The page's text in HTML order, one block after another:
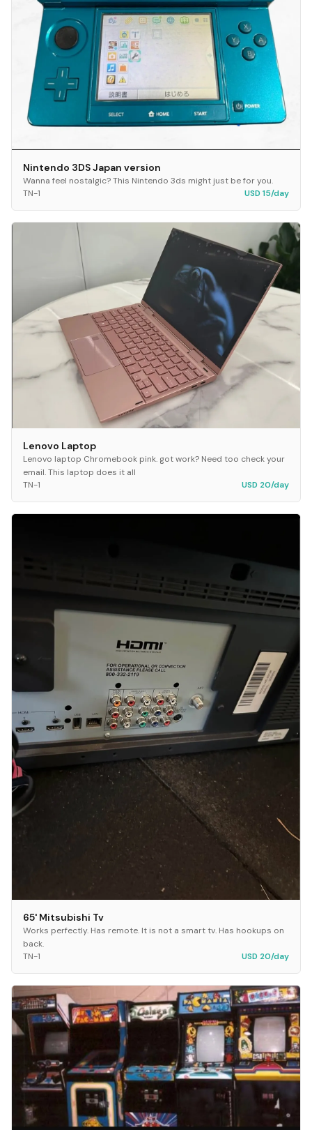
Nintendo 3DS Japan version
Wanna feel nostalgic? This Nintendo 3ds might just be for you.
TN-1
USD 15/day
Lenovo Laptop
Lenovo laptop Chromebook pink. got work? Need too check your
email. This laptop does it all
TN-1
USD 20/day
65' Mitsubishi Tv
Works perfectly. Has remote. It is not a smart tv. Has hookups on
back.
TN-1
USD 20/day